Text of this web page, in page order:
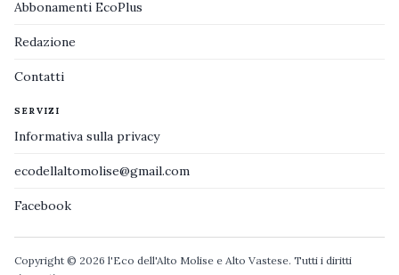
Abbonamenti EcoPlus
Redazione
Contatti
SERVIZI
Informativa sulla privacy
ecodellaltomolise@gmail.com
Facebook
Copyright © 2026 l'Eco dell'Alto Molise e Alto Vastese. Tutti i diritti